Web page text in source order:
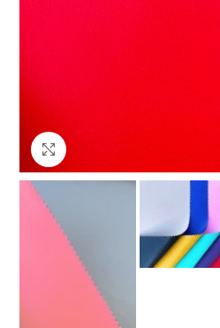
Клацніть, щоб збільшити